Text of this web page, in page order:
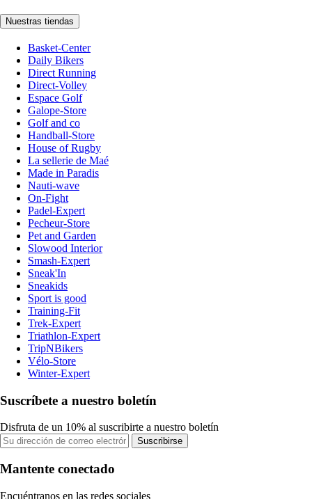
Nuestras tiendas
Basket-Center
Daily Bikers
Direct Running
Direct-Volley
Espace Golf
Galope-Store
Golf and co
Handball-Store
House of Rugby
La sellerie de Maé
Made in Paradis
Nauti-wave
On-Fight
Padel-Expert
Pecheur-Store
Pet and Garden
Slowood Interior
Smash-Expert
Sneak'In
Sneakids
Sport is good
Training-Fit
Trek-Expert
Triathlon-Expert
TripNBikers
Vélo-Store
Winter-Expert
Suscríbete a nuestro boletín
Disfruta de un 10% al suscribirte a nuestro boletín
Suscribirse
Mantente conectado
Encuéntranos en las redes sociales